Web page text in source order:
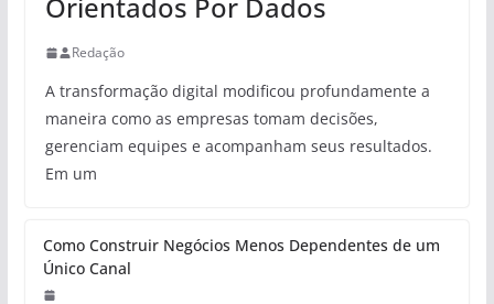
Orientados Por Dados
Redação
A transformação digital modificou profundamente a
maneira como as empresas tomam decisões,
gerenciam equipes e acompanham seus resultados.
Em um
Como Construir Negócios Menos Dependentes de um
Único Canal